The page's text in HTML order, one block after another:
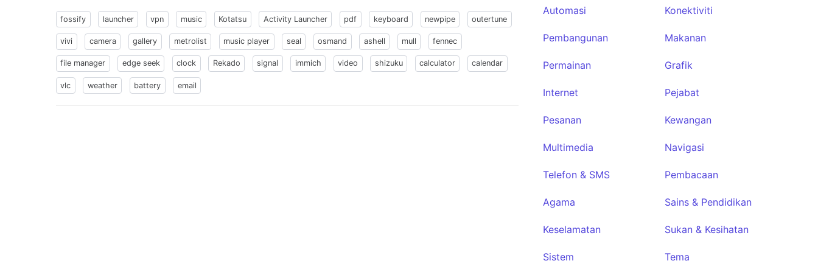
fossify launcher vpn music Kotatsu Activity Launcher pdf keyboard newpipe outertune
vivi camera gallery metrolist music player seal osmand ashell mull fennec
file manager edge seek clock Rekado signal immich video shizuku calculator calendar
vlc weather battery email
Automasi Konektiviti
Pembangunan Makanan
Permainan Grafik
Internet Pejabat
Pesanan Kewangan
Multimedia Navigasi
Telefon & SMS Pembacaan
Agama Sains & Pendidikan
Keselamatan Sukan & Kesihatan
Sistem Tema